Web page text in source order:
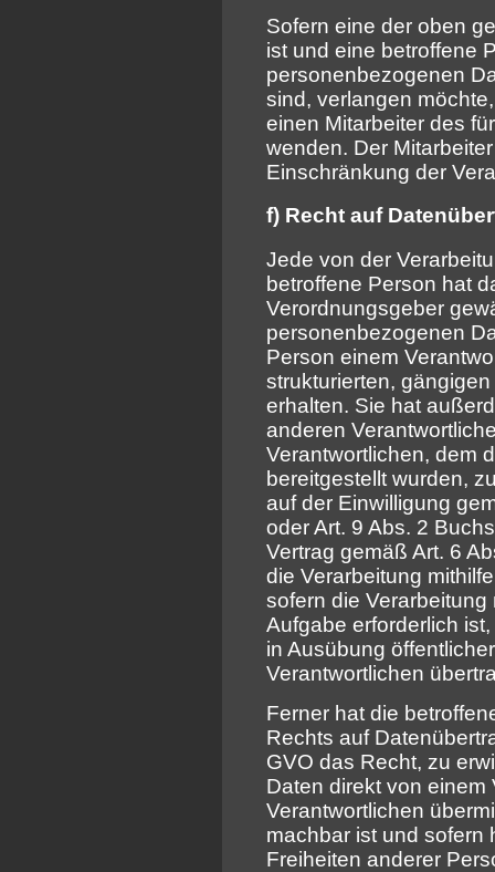
Sofern eine der oben
ist und eine betroffene
personenbezogenen
sind, verlangen
einen Mitarbeiter des
wenden. Der
Einschränkung der
f) Recht auf
Jede von der
betroffene Person hat
Verordnungsgeber
personenbezogenen
Person einem
strukturierten,
erhalten. Sie hat
anderen
Verantwortlichen, dem
bereitgestellt wurden,
auf der Einwilligung
oder Art. 9 Abs. 2
Vertrag gemäß Art. 6
die Verarbeitung
sofern die
Aufgabe erforderlich
in Ausübung
Verantwortlichen
Ferner hat die
Rechts auf
GVO das Recht, zu
Daten direkt von
Verantwortlichen
machbar ist und sofern
Freiheiten anderer